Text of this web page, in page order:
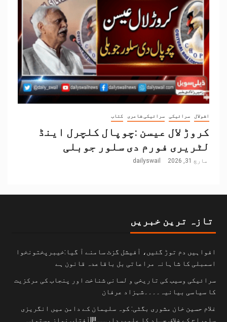
اشولال سرائیکی سرائیکی شاعری کتاب
کروڑ لال عیسن :چوپال کلچرل اینڈ
لٹریری فورم دی سلور جوبلی
مارچ 31, 2026 dailyswail
تازہ ترین خبریں
افواہیں دم توڑ گئیں، آفیشل گزٹ سامنے آ گیا:خیبرپختونخوا
اسمبلی کا شاہانہ مراعاتی بل باقاعدہ قانون ہے
سرائیکی وسیب کی تاریخی و لسانی شناخت اور پنجاب کی مرکزیت
کا سیاسی بیانیہ۔۔۔۔شہزاد عرفان
غلام حسین خان مشوری بگٹی: کوہ سلیمان کے دامن میں انگریزی
سامراج کے خلاف جہاد کا علمبردار…….!!||آفتاب نواز مستوئی